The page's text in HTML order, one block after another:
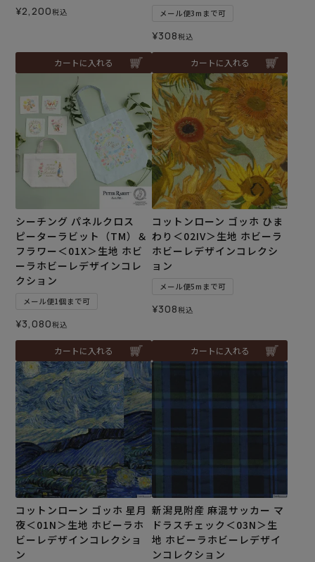
¥2,200税込
カートに入れる
メール便3mまで可
¥308税込
カートに入れる
シーチング パネルクロス
ピーターラビット（TM）＆
フラワー＜01X＞生地 ホビ
ーラホビーレデザインコレ
クション
メール便1個まで可
¥3,080税込
カートに入れる
コットンローン ゴッホ ひま
わり＜02IV＞生地 ホビーラ
ホビーレデザインコレクシ
ョン
メール便5mまで可
¥308税込
カートに入れる
コットンローン ゴッホ 星月
夜＜01N＞生地 ホビーラホ
ビーレデザインコレクショ
ン
新潟見附産 麻混サッカー マ
ドラスチェック＜03N＞生
地 ホビーラホビーレデザイ
ンコレクション